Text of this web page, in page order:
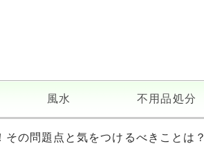
風水 不用品処分
の問題点と気をつけるべきことは？